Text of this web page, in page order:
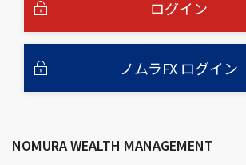
ログイン
ノムラFX ログイン
NOMURA WEALTH MANAGEMENT